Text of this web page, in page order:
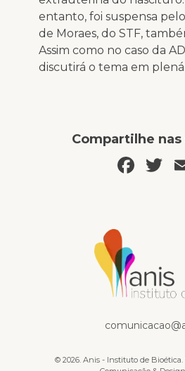
entanto, foi suspensa
de Moraes, do STF,
Assim como no caso da
discutirá o tema em
Compartilhe nas
© 2026. Anis - Instituto de